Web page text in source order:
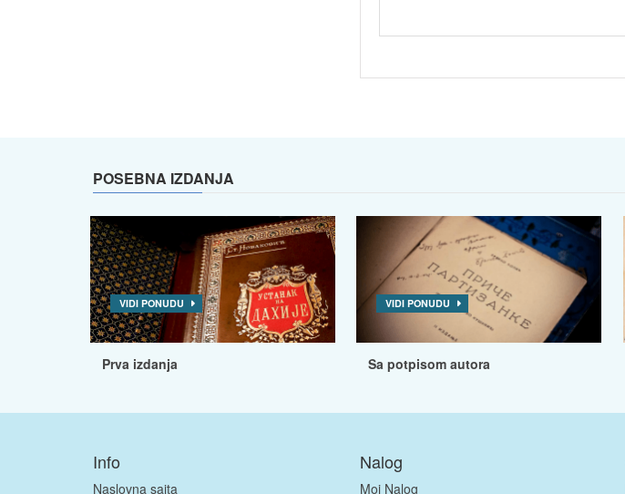
POSEBNA IZDANJA
VIDI PONUDU
Prva izdanja
VIDI PONUDU
Sa potpisom autora
Info
Naslovna sajta
Nalog
Moj Nalog